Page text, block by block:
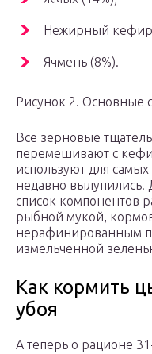
Нежирный кефир
Ячмень (8%).
Рисунок 2. Основные
Все зерновые
перемешивают с
используют для
недавно вылупились.
список компонентов
рыбной мукой,
нерафинированным
измельченной
Как кормить
убоя
А теперь о рационе